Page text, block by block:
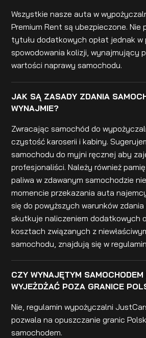
Wszystkie nasze auta w
Premium Rent są ubezpieczone. Nie
tytułu dodatkowych opłat jednak w
spowodowania kolizji, wynajmujący
wartości naprawy samochodu.
JAK SĄ ZASADY ZDANIA
WYNAJMIE?
Zwracając samochód do
czystość karoserii i kabiny.
samochodu do myjni ręcznej aby
profesjonaliści. Należy również
paliwa w zdawanym samochodzie
momencie przekazania auta
się do powyższych warunków zdania
skutkuje naliczeniem dodatkowych
kosztach związanych z
samochodu, znajdują się w
CZY WYNAJĘTYM SAMOCHODEM
WYJEŻDŻAĆ POZA GRANICE
Nie, regulamin wypożyczalni
pozwala na opuszczanie granic
samochodem.